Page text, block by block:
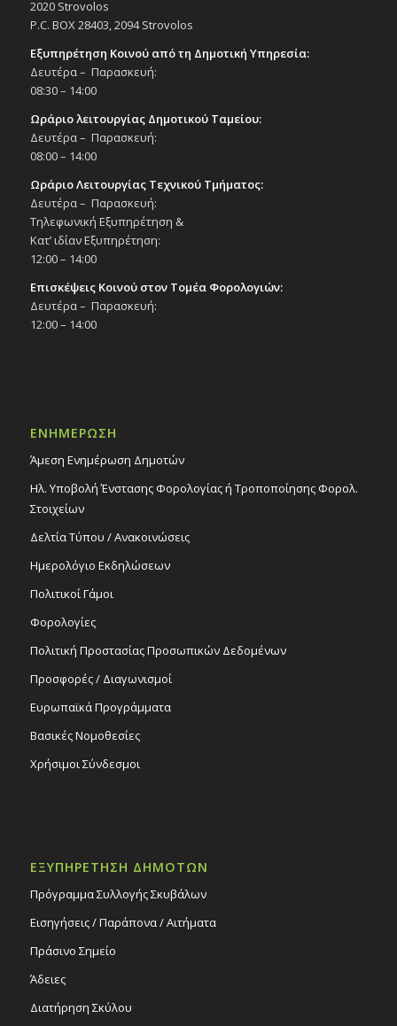
ΙΟΥΝ
30
Παράσταση χορού «50 χρόνια Σχολή
Χορού Σιακαλλή», 30/6/25
18:00
Εκδηλώσεις στο Δημοτικό Θέατρο
Δημοτικό Θέατρο Στροβόλου
ΙΟΥΝ
30
Παράσταση χορού «50 χρόνια Σχολή
20:30
Δημοτικό Θέατρο Στροβόλου
ΙΟΥΛ
1
18:00
Εκδηλώσεις στο Δημοτικό Θέατρο
Δημοτικό Θέατρο Στροβόλου
ΙΟΥΛ
2
«Έρωτας ταξιδευτής»: Εναρκτήρια
συναυλία του θεσμού «Πολιτισμός σε
20:30
Εκδηλώσεις Δήμου
ΙΟΥΛ 20:15
Εκδηλώσεις στο Δημοτικό Θέατρο
2020 Strovolos
P.C. BOX 28403, 2094 Strovolos
Εξυπηρέτηση Κοινού από τη Δημοτική Υπηρεσία:
Δευτέρα – Παρασκευή:
08:30 – 14:00
Ωράριο λειτουργίας Δημοτικού Ταμείου:
Δευτέρα – Παρασκευή:
08:00 – 14:00
Ωράριο Λειτουργίας Τεχνικού Τμήματος:
Δευτέρα – Παρασκευή:
Τηλεφωνική Εξυπηρέτηση &
Κατ’ ιδίαν Εξυπηρέτηση:
12:00 – 14:00
Επισκέψεις Κοινού στον Τομέα Φορολογιών:
Δευτέρα – Παρασκευή:
12:00 – 14:00
ΕΝΗΜΕΡΩΣΗ
Άμεση Ενημέρωση Δημοτών
Ηλ. Υποβολή Ένστασης Φορολογίας ή Τροποποίησης Φορολ.
Στοιχείων
Δελτία Τύπου / Ανακοινώσεις
Ημερολόγιο Εκδηλώσεων
Πολιτικοί Γάμοι
Φορολογίες
Πολιτική Προστασίας Προσωπικών Δεδομένων
Προσφορές / Διαγωνισμοί
Ευρωπαϊκά Προγράμματα
Βασικές Νομοθεσίες
Χρήσιμοι Σύνδεσμοι
ΕΞΥΠΗΡΕΤΗΣΗ ΔΗΜΟΤΩΝ
Πρόγραμμα Συλλογής Σκυβάλων
Εισηγήσεις / Παράπονα / Αιτήματα
Πράσινο Σημείο
Άδειες
Διατήρηση Σκύλου